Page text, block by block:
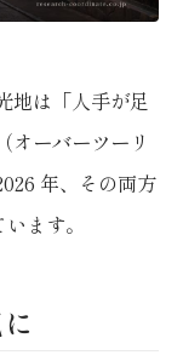
地は「人手が足
オーバーツーリ
年、その両方
ます。